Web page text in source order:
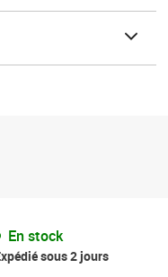
En stock
sous 2 jours